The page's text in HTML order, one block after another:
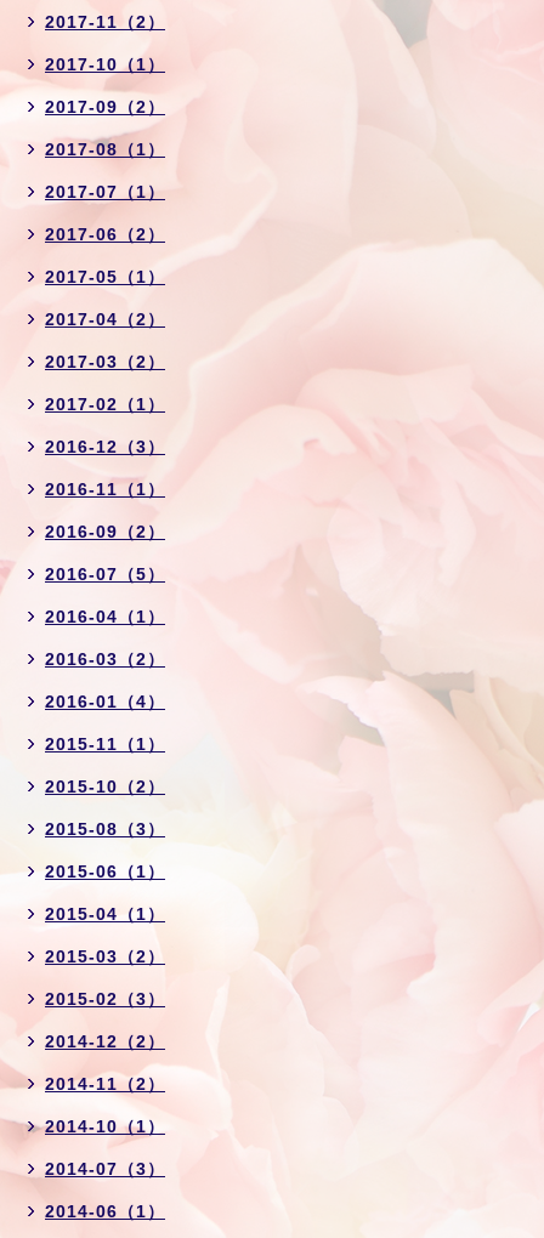
2017-11（2）
2017-10（1）
2017-09（2）
2017-08（1）
2017-07（1）
2017-06（2）
2017-05（1）
2017-04（2）
2017-03（2）
2017-02（1）
2016-12（3）
2016-11（1）
2016-09（2）
2016-07（5）
2016-04（1）
2016-03（2）
2016-01（4）
2015-11（1）
2015-10（2）
2015-08（3）
2015-06（1）
2015-04（1）
2015-03（2）
2015-02（3）
2014-12（2）
2014-11（2）
2014-10（1）
2014-07（3）
2014-06（1）